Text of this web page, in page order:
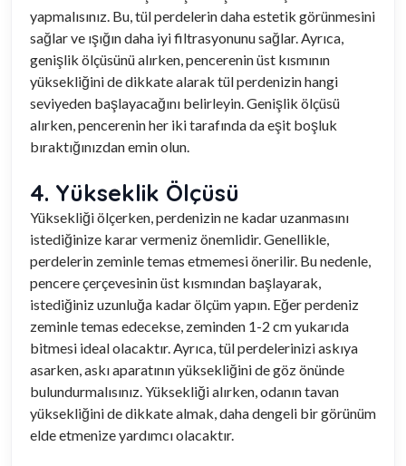
yapmalısınız. Bu, tül perdelerin daha estetik görünmesini
sağlar ve ışığın daha iyi filtrasyonunu sağlar. Ayrıca,
genişlik ölçüsünü alırken, pencerenin üst kısmının
yüksekliğini de dikkate alarak tül perdenizin hangi
seviyeden başlayacağını belirleyin. Genişlik ölçüsü
alırken, pencerenin her iki tarafında da eşit boşluk
bıraktığınızdan emin olun.
4. Yükseklik Ölçüsü
Yüksekliği ölçerken, perdenizin ne kadar uzanmasını
istediğinize karar vermeniz önemlidir. Genellikle,
perdelerin zeminle temas etmemesi önerilir. Bu nedenle,
pencere çerçevesinin üst kısmından başlayarak,
istediğiniz uzunluğa kadar ölçüm yapın. Eğer perdeniz
zeminle temas edecekse, zeminden 1-2 cm yukarıda
bitmesi ideal olacaktır. Ayrıca, tül perdelerinizi askıya
asarken, askı aparatının yüksekliğini de göz önünde
bulundurmalısınız. Yüksekliği alırken, odanın tavan
yüksekliğini de dikkate almak, daha dengeli bir görünüm
elde etmenize yardımcı olacaktır.